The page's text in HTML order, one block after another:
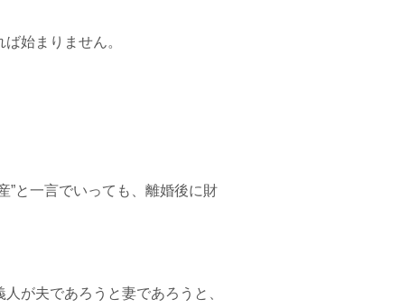
始まりません。
”と一言でいっても、離婚後に財
が夫であろうと妻であろうと、